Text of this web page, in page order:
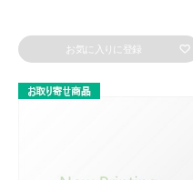
お気に入りに登録